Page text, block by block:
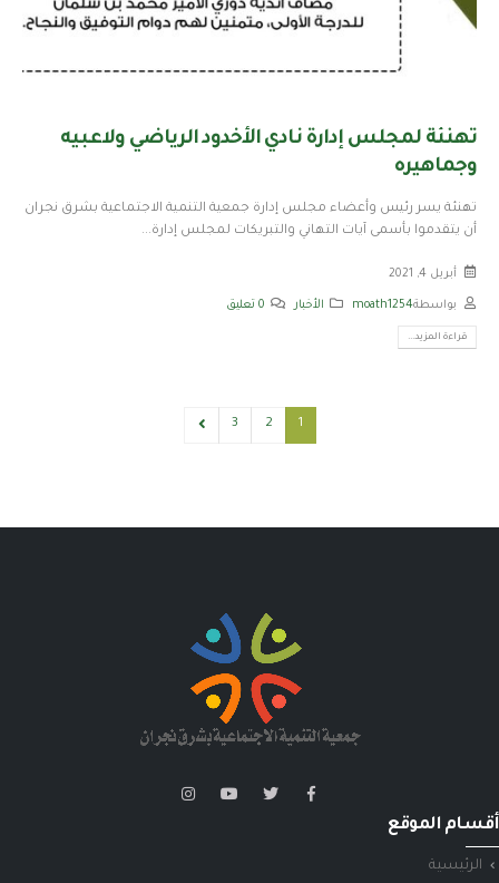
تهنئة لمجلس إدارة نادي ⁧الأخدود‬⁩ الرياضي ولاعبيه
وجماهيره
‏⁧‫تهنئة‬⁩ ‏يسر رئيس وأعضاء مجلس إدارة جمعية التنمية الاجتماعية بشرق نجران
أن يتقدموا بأسمى آيات التهاني والتبريكات لمجلس إدارة...
أبريل 4, 2021
بواسطةmoath1254 الأخبار 0 تعليق
قراءة المزيد...
1
2
3
أقسام الموقع
الرئيسية